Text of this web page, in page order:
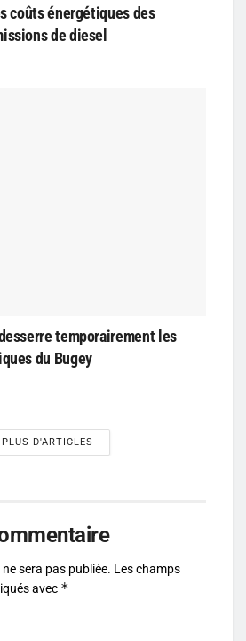
coûts énergétiques des
de diesel
temporairement les
du Bugey
PLUS D'ARTICLES
sera pas publiée. Les champs
avec *